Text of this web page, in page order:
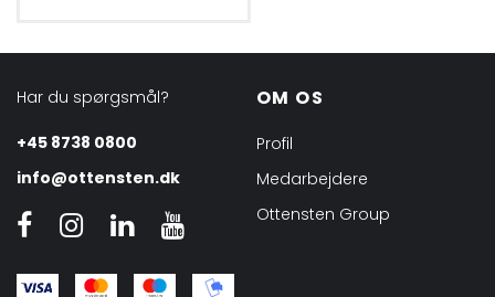
Har du spørgsmål?
+45 8738 0800
info@ottensten.dk
OM OS
Profil
Medarbejdere
Ottensten Group